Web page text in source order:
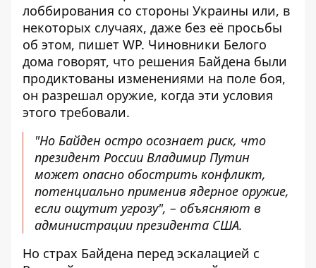
лоббирования со стороны Украины или, в
некоторых случаях, даже без её просьбы
об этом, пишет WP. Чиновники Белого
дома говорят, что решения Байдена были
продиктованы изменениями на поле боя,
он разрешал оружие, когда эти условия
этого требовали.
"Но Байден остро осознает риск, что
президент России Владимир Путин
может опасно обострить конфликт,
потенциально применив ядерное оружие,
если ощутит угрозу", – объясняют в
администрации президента США.
Но страх Байдена перед эскалацией с